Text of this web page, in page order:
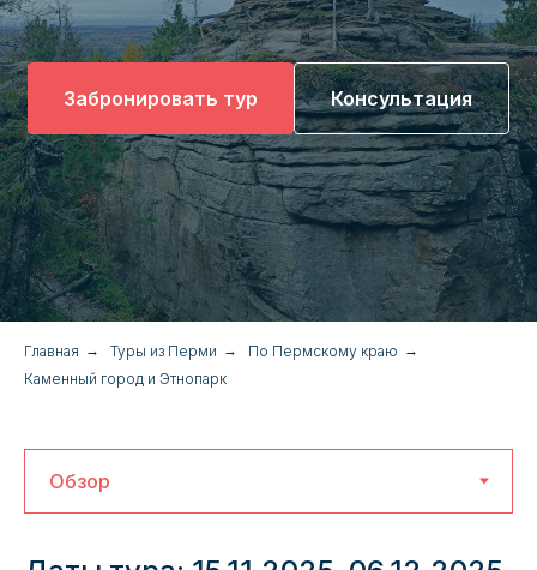
Забронировать тур Консультация
Главная → Туры из Перми → По Пермскому краю →
Каменный город и Этнопарк